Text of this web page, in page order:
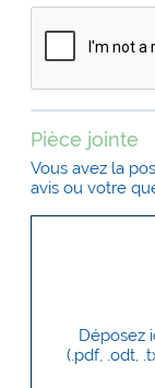
Pièce jointe
Vous avez la
avis ou votre
Déposez
(.pdf, .odt,